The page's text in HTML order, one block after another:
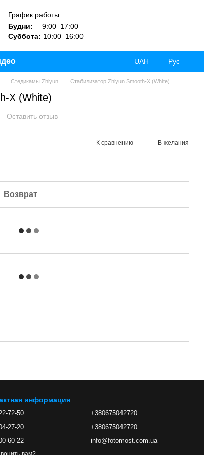
График работы:
Будни:
9:00–17:00
Суббота: 10:00–16:00
UAH Рус
Стедикамы Zhiyun Стабилизатор Zhiyun Smooth-X (White)
X (White)
Оставить отзыв
К сравнению В желания
Возврат
информация
72-50
27-20
60-22
+380675042720
+380675042720
info@fotomost.com.ua